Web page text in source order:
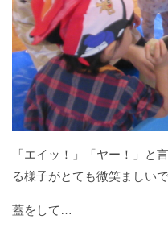
「エイッ！」「ヤー！」と
る様子がとても微笑ましい
蓋をして…